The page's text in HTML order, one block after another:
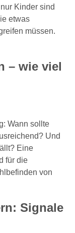
Kinder sind
etwas
müssen.
– wie viel
Wann sollte
Und
Eine
für die
von
Signale